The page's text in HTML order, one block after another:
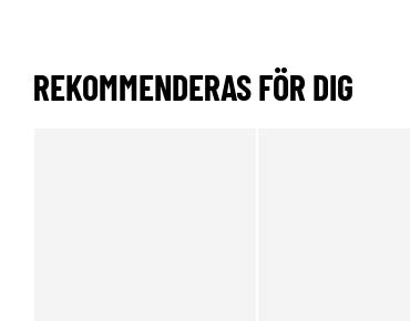
REKOMMENDERAS FÖR DIG